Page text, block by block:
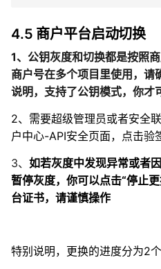
4.5 商户平台启动切换
1、公钥灰度和切换都是按照
商户号在多个项目里使用，请
说明，支持了公钥模式，你才
2、需要超级管理员或者安全
户中心-API安全页面，点击验
3、 如若灰度中发现异常或者
暂停灰度，你可以点击“停止
台证书，请谨慎操作
特别说明，更换的进度分为2